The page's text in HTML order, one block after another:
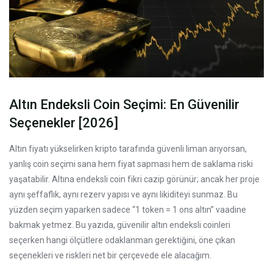
Altın Endeksli Coin Seçimi: En Güvenilir
Seçenekler [2026]
Altın fiyatı yükselirken kripto tarafında güvenli liman arıyorsan,
yanlış coin seçimi sana hem fiyat sapması hem de saklama riski
yaşatabilir. Altına endeksli coin fikri cazip görünür; ancak her proje
aynı şeffaflık, aynı rezerv yapısı ve aynı likiditeyi sunmaz. Bu
yüzden seçim yaparken sadece “1 token = 1 ons altın” vaadine
bakmak yetmez. Bu yazıda, güvenilir altın endeksli coinleri
seçerken hangi ölçütlere odaklanman gerektiğini, öne çıkan
seçenekleri ve riskleri net bir çerçevede ele alacağım.